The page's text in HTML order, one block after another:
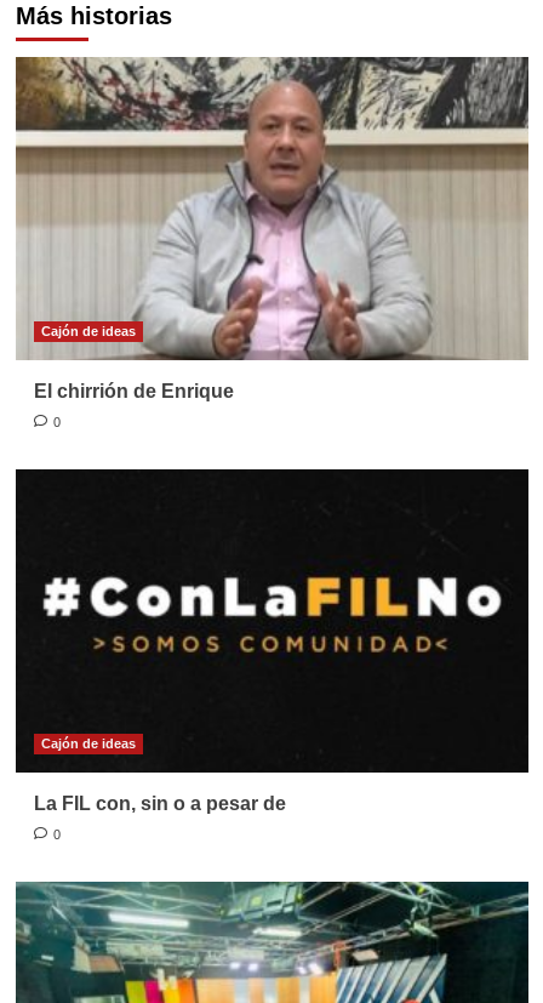
Más historias
Cajón de ideas
El chirrión de Enrique
0
Cajón de ideas
La FIL con, sin o a pesar de
0